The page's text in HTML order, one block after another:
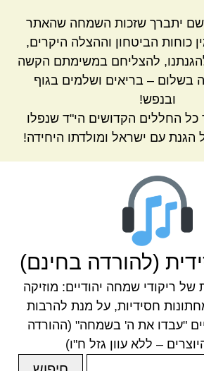
השם יתברך שזכות השמחה שהאתר
כוחות הביטחון וההצלה היקרים,
להצליחם במשימתם הקשה
בשלום – בריאים ושלמים בגוף
ובנפש!
כל החללים הקדושים הי"ד שנפלו
עם ישראל ומולדתו היחידה!
(להורדה בחינם)
ריקודי שמחה יהודיים: מוזיקה
חסידיות, על מנת להרבות
"עבדו את ה' בשמחה" (ההורדה
– ללא עוון גזל ח"ו)